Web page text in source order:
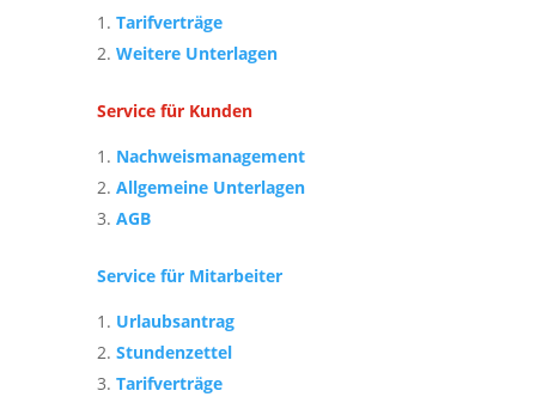
Tarifverträge
Weitere Unterlagen
Service für Kunden
Nachweismanagement
Allgemeine Unterlagen
AGB
Service für Mitarbeiter
Urlaubsantrag
Stundenzettel
Tarifverträge